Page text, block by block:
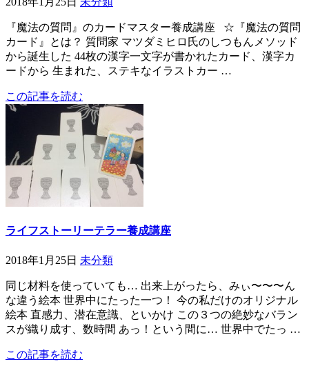
『魔法の質問』のカードマスター養成講座 ☆『魔法の質問
カード』とは？ 質問家 マツダミヒロ氏のしつもんメソッド
から誕生した 44枚の漢字一文字が書かれたカード、漢字カ
ードから 生まれた、ステキなイラストカー …
この記事を読む
ライフストーリーテラー養成講座
2018年1月25日 未分類
同じ材料を使っていても… 出来上がったら、みぃ〜〜〜ん
な違う絵本 世界中にたった一つ！ 今の私だけのオリジナル
絵本 直感力、潜在意識、といかけ この３つの絶妙なバラン
スが織り成す、数時間 あっ！という間に… 世界中でたっ …
この記事を読む